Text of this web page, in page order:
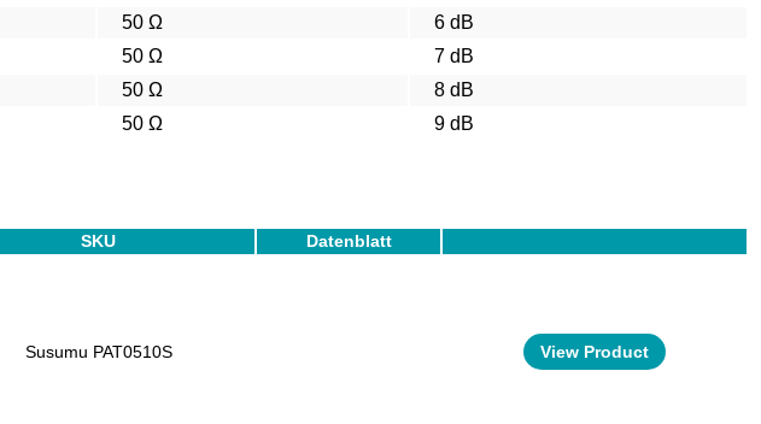
50 Ω
6 dB
50 Ω
7 dB
50 Ω
8 dB
50 Ω 9 dB
SKU Datenblatt
Susumu PAT0510S View Product